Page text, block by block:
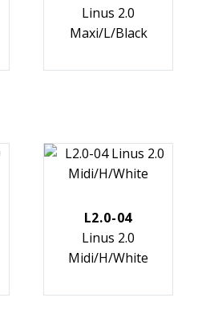
Linus 2.0
Maxi/L/Black
L2.0-04
Linus 2.0
Midi/H/White